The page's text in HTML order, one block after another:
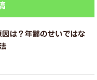
は？年齢のせいではな